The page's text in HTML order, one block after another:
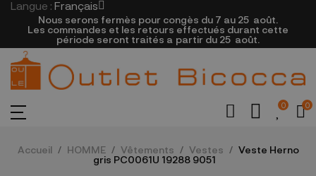
Langue : Français
Nous serons fermès pour congès du 7 au 25 août.
Les commandes et les retours effectués durant cette
période seront traités a partir du 25 août.
0 0
Accueil HOMME Vêtements Vestes
Veste Herno
gris PC0061U 19288 9051